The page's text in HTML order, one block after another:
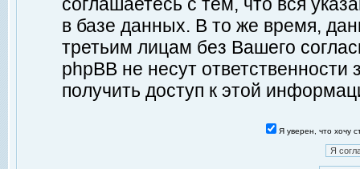
в базе данных. В то же время,
третьим лицам без Вашего
phpBB не несут ответственности
получить доступ к этой
Я уверен, что хочу